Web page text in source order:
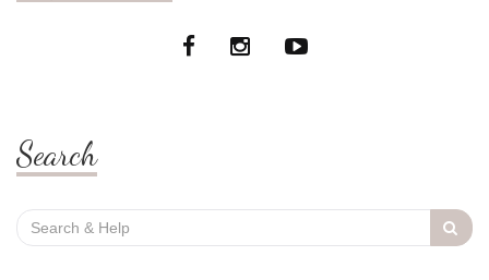
Search
Search
for: